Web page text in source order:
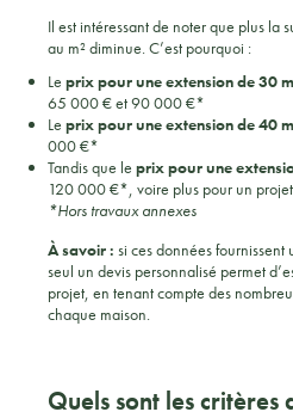
Il est intéressant de noter que plus la
au m² diminue. C’est pourquoi :
Le prix pour une extension de 30
65 000 € et 90 000 €*
Le prix pour une extension de 40
000 €*
Tandis que le prix pour une
120 000 €*, voire plus pour un
*Hors travaux annexes
À savoir : si ces données
seul un devis personnalisé permet
projet, en tenant compte des
chaque maison.
Quels sont les critères